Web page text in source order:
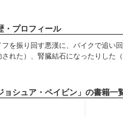
・プロフィール
フを振り回す悪漢に、バイクで追い
された）、腎臓結石になったりした（
ョシュア・ペイビン」の書籍一